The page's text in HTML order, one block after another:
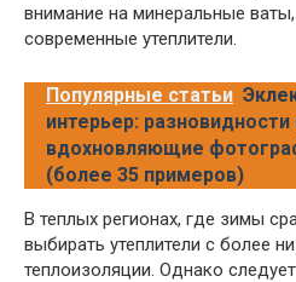
внимание на минеральные
современные утеплители.
Популярные статьи
интерьер: разновидности
вдохновляющие
(более 35 примеров)
В теплых регионах, где зимы
выбирать утеплители с более
теплоизоляции. Однако